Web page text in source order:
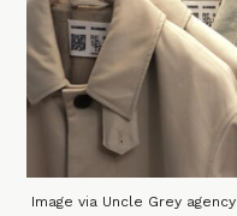
Image via Uncle Grey agency